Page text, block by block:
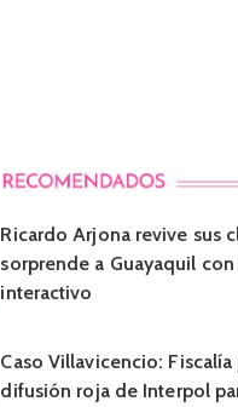
Ricardo Arjona revive sus
sorprende a Guayaquil
interactivo
Caso Villavicencio:
difusión roja de Interpol